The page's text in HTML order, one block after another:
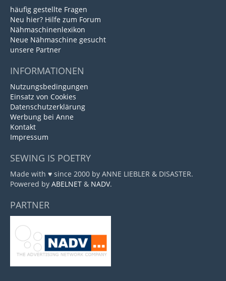
häufig gestellte Fragen
Neu hier? Hilfe zum Forum
Nähmaschinenlexikon
Neue Nähmaschine gesucht
unsere Partner
INFORMATIONEN
Nutzungsbedingungen
Einsatz von Cookies
Datenschutzerklärung
Werbung bei Anne
Kontakt
Impressum
SEWING IS POETRY
Made with ♥ since 2000 by ANNE LIEBLER & DISASTER.
Powered by ABELNET & NADV.
PARTNER